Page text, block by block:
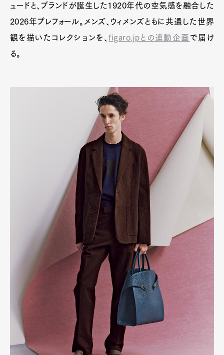
ュードと、ブランドが誕生した1920年代の空気感を融合した
2026年プレフォール。メンズ、ウィメンズともに共通した世界
観を描いたコレクションを、figaro.jpとの連動企画 で届け
る。